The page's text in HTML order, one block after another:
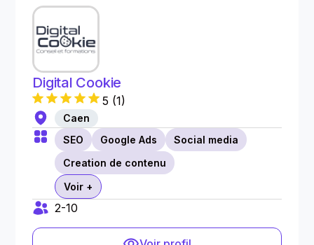
Digital Cookie
5 (1)
Caen
SEO
Google Ads
Social media
Creation de contenu
Voir +
2-10